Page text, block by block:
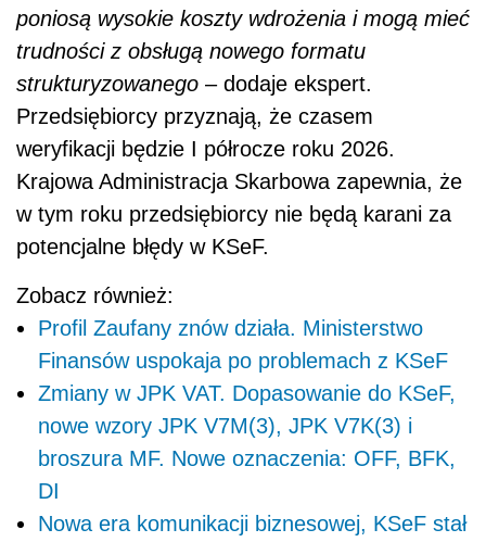
poniosą wysokie koszty wdrożenia i mogą mieć
trudności z obsługą nowego formatu
strukturyzowanego – dodaje ekspert.
Przedsiębiorcy przyznają, że czasem
weryfikacji będzie I półrocze roku 2026.
Krajowa Administracja Skarbowa zapewnia, że
w tym roku przedsiębiorcy nie będą karani za
potencjalne błędy w KSeF.
Zobacz również:
Profil Zaufany znów działa. Ministerstwo
Finansów uspokaja po problemach z KSeF
Zmiany w JPK VAT. Dopasowanie do KSeF,
nowe wzory JPK V7M(3), JPK V7K(3) i
broszura MF. Nowe oznaczenia: OFF, BFK,
DI
Nowa era komunikacji biznesowej, KSeF stał